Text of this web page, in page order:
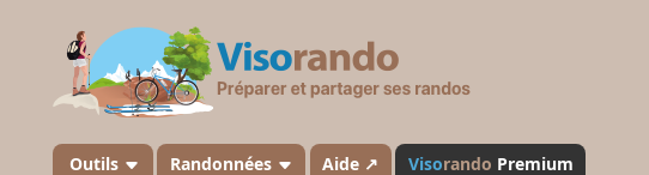
s
a
Outils Randonnées Aide ↗ Visorando Premium